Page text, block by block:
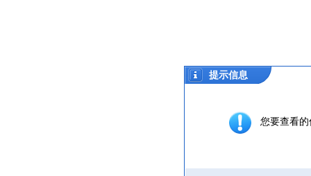
提示信息
您要查看